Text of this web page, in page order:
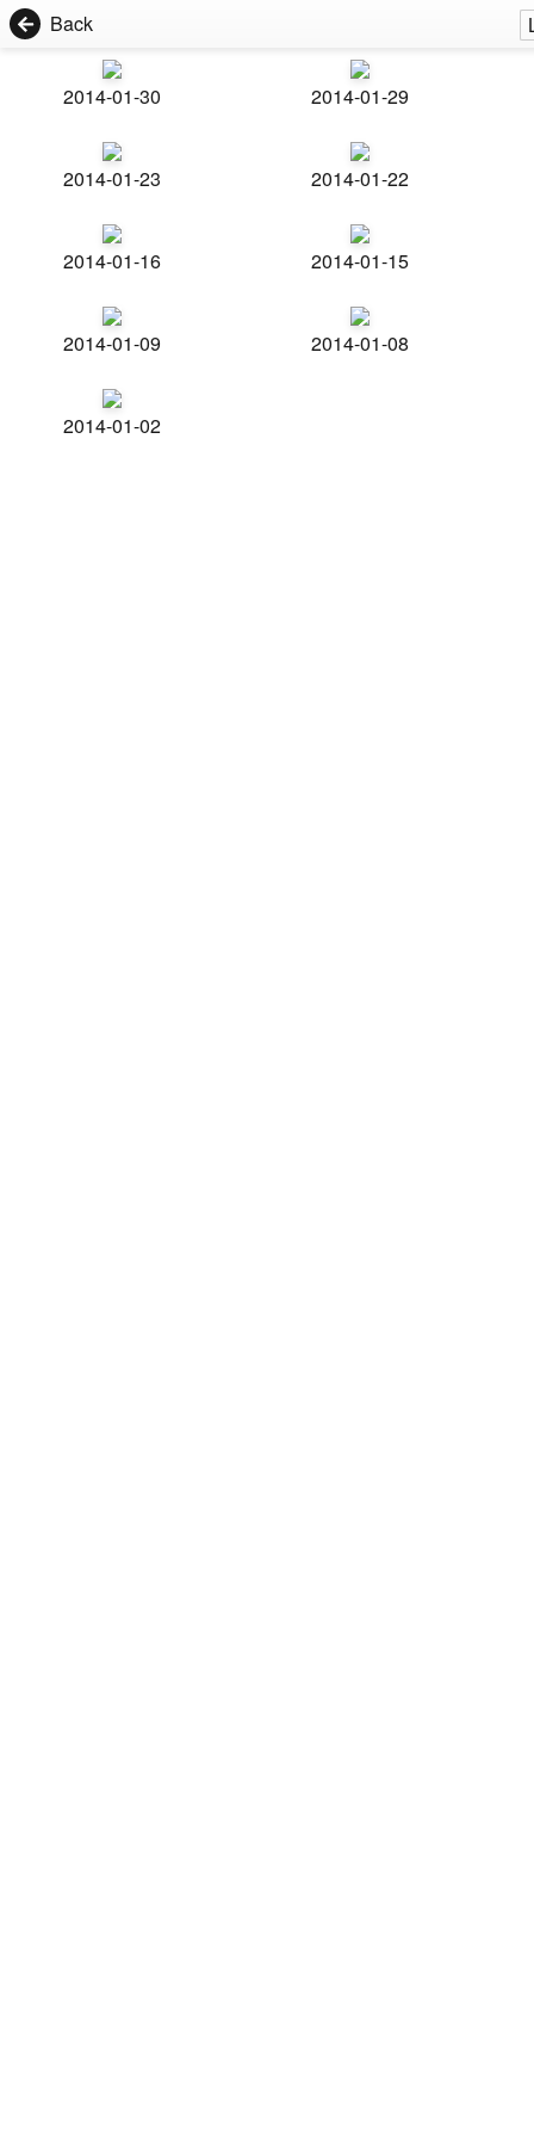
Back
2014-01-30 2014-01-29
2014-01-23 2014-01-22
2014-01-16 2014-01-15
2014-01-09 2014-01-08
2014-01-02